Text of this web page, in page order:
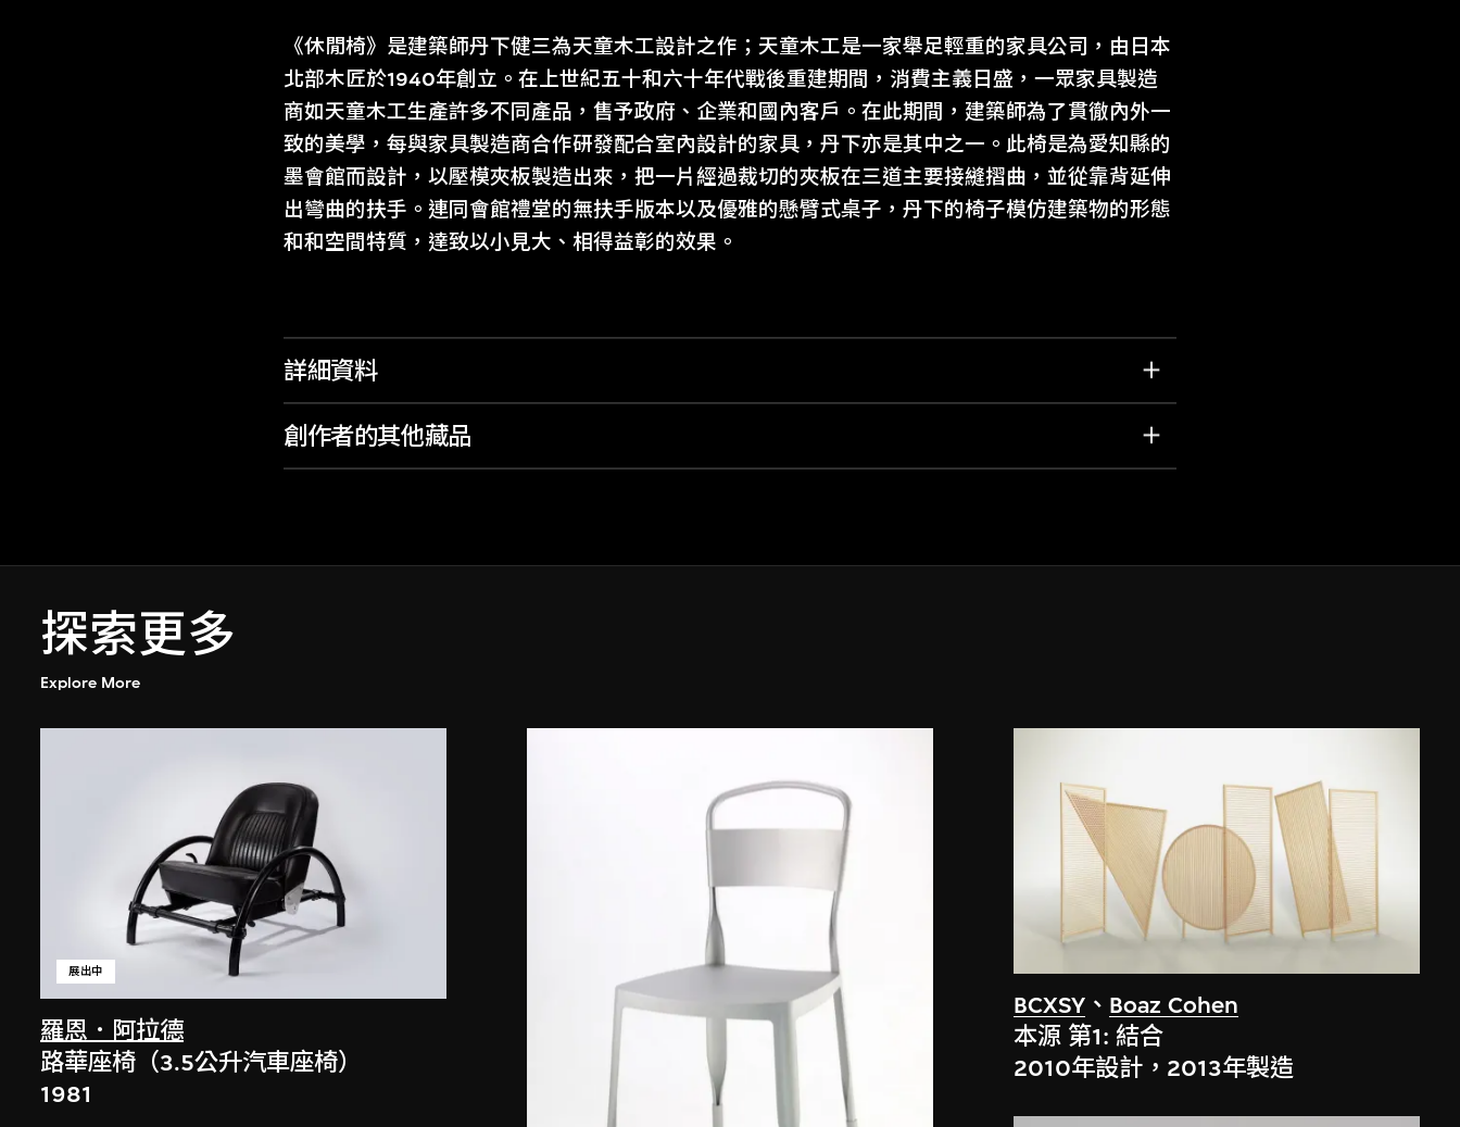
《休閒椅》是建築師丹下健三為天童木工設計之作；天童木工是一家舉足輕重的家具公司，由日本
北部木匠於1940年創立。在上世紀五十和六十年代戰後重建期間，消費主義日盛，一眾家具製造
商如天童木工生產許多不同產品，售予政府、企業和國內客戶。在此期間，建築師為了貫徹內外一
致的美學，每與家具製造商合作研發配合室內設計的家具，丹下亦是其中之一。此椅是為愛知縣的
墨會館而設計，以壓模夾板製造出來，把一片經過裁切的夾板在三道主要接縫摺曲，並從靠背延伸
出彎曲的扶手。連同會館禮堂的無扶手版本以及優雅的懸臂式桌子，丹下的椅子模仿建築物的形態
和和空間特質，達致以小見大、相得益彰的效果。
詳細資料
創作者的其他藏品
探索更多
Explore More
羅恩．阿拉德
展出中
路華座椅（3.5公升汽車座椅）
1981
BCXSY 、 Boaz Cohen
本源 第1: 結合
2010年設計，2013年製造